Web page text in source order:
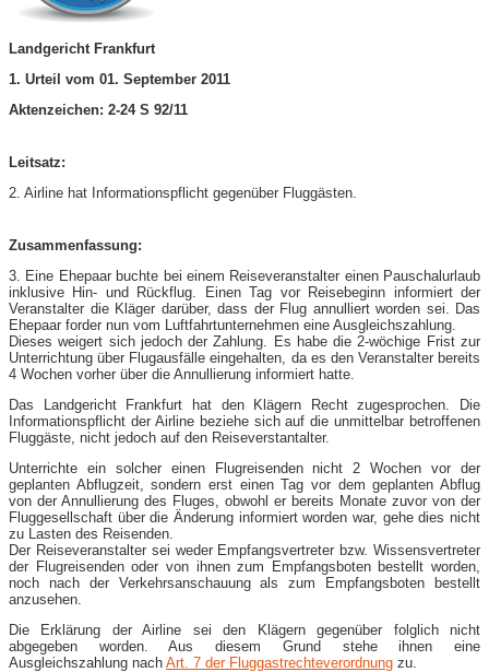
Landgericht Frankfurt
1. Urteil vom 01. September 2011
Aktenzeichen: 2-24 S 92/11
Leitsatz:
2. Airline hat Informationspflicht gegenüber Fluggästen.
Zusammenfassung:
3. Eine Ehepaar buchte bei einem Reiseveranstalter einen Pauschalurlaub
inklusive Hin- und Rückflug. Einen Tag vor Reisebeginn informiert der
Veranstalter die Kläger darüber, dass der Flug annulliert worden sei. Das
Ehepaar forder nun vom Luftfahrtunternehmen eine Ausgleichszahlung.
Dieses weigert sich jedoch der Zahlung. Es habe die 2-wöchige Frist zur
Unterrichtung über Flugausfälle eingehalten, da es den Veranstalter bereits
4 Wochen vorher über die Annullierung informiert hatte.
Das Landgericht Frankfurt hat den Klägern Recht zugesprochen. Die
Informationspflicht der Airline beziehe sich auf die unmittelbar betroffenen
Fluggäste, nicht jedoch auf den Reiseverstantalter.
Unterrichte ein solcher einen Flugreisenden nicht 2 Wochen vor der
geplanten Abflugzeit, sondern erst einen Tag vor dem geplanten Abflug
von der Annullierung des Fluges, obwohl er bereits Monate zuvor von der
Fluggesellschaft über die Änderung informiert worden war, gehe dies nicht
zu Lasten des Reisenden.
Der Reiseveranstalter sei weder Empfangsvertreter bzw. Wissensvertreter
der Flugreisenden oder von ihnen zum Empfangsboten bestellt worden,
noch nach der Verkehrsanschauung als zum Empfangsboten bestellt
anzusehen.
Die Erklärung der Airline sei den Klägern gegenüber folglich nicht
abgegeben worden. Aus diesem Grund stehe ihnen eine
Ausgleichszahlung nach Art. 7 der Fluggastrechteverordnung zu.